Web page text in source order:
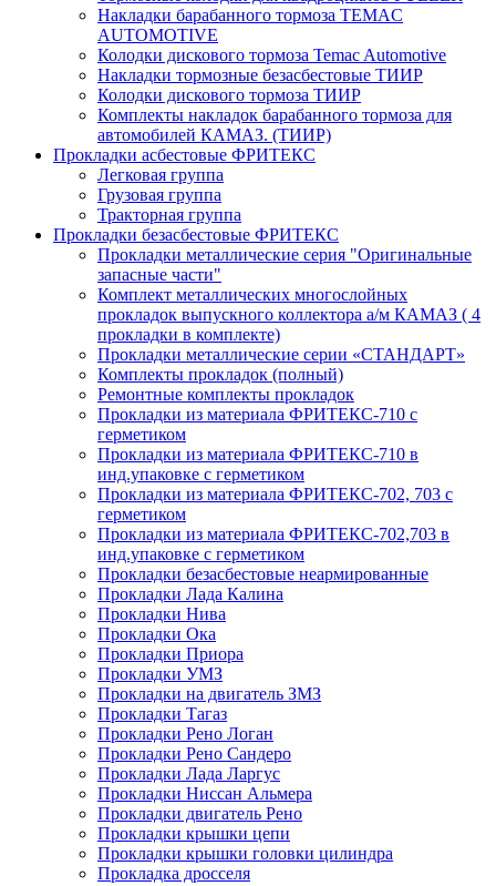
Накладки барабанного тормоза TEMAC
AUTOMOTIVE
Колодки дискового тормоза Temac Automotive
Накладки тормозные безасбестовые ТИИР
Колодки дискового тормоза ТИИР
Комплекты накладок барабанного тормоза для
автомобилей КАМАЗ. (ТИИР)
Прокладки асбестовые ФРИТЕКС
Легковая группа
Грузовая группа
Тракторная группа
Прокладки безасбестовые ФРИТЕКС
Прокладки металлические серия "Оригинальные
запасные части"
Комплект металлических многослойных
прокладок выпускного коллектора а/м КАМАЗ ( 4
прокладки в комплекте)
Прокладки металлические серии «СТАНДАРТ»
Комплекты прокладок (полный)
Ремонтные комплекты прокладок
Прокладки из материала ФРИТЕКС-710 с
герметиком
Прокладки из материала ФРИТЕКС-710 в
инд.упаковке с герметиком
Прокладки из материала ФРИТЕКС-702, 703 с
герметиком
Прокладки из материала ФРИТЕКС-702,703 в
инд.упаковке с герметиком
Прокладки безасбестовые неармированные
Прокладки Лада Калина
Прокладки Нива
Прокладки Ока
Прокладки Приора
Прокладки УМЗ
Прокладки на двигатель ЗМЗ
Прокладки Тагаз
Прокладки Рено Логан
Прокладки Рено Сандеро
Прокладки Лада Ларгус
Прокладки Ниссан Альмера
Прокладки двигатель Рено
Прокладки крышки цепи
Прокладки крышки головки цилиндра
Прокладка дросселя